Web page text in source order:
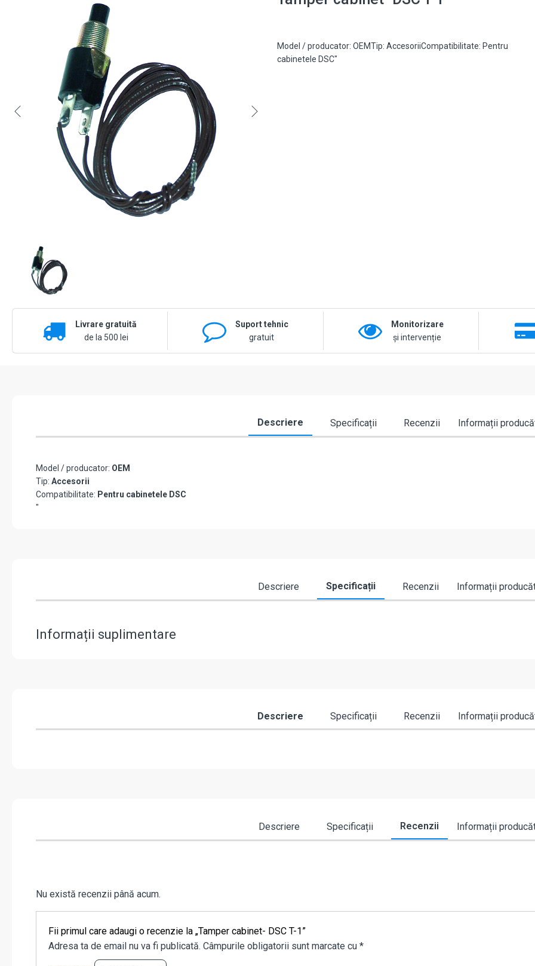
Model / producator: OEMTip: AccesoriiCompatibilitate: Pentru
cabinetele DSC"
Livrare gratuită
de la 500 lei
Suport tehnic
gratuit
Monitorizare
și intervenție
Descriere Specificații Recenzii Informații
Model / producator: OEM
Tip: Accesorii
Compatibilitate: Pentru cabinetele DSC
"
Descriere Specificații Recenzii Informații
Informații suplimentare
Descriere Specificații Recenzii Informații
Descriere Specificații Recenzii Informații
Nu există recenzii până acum.
Fii primul care adaugi o recenzie la „Tamper cabinet- DSC T-1”
Adresa ta de email nu va fi publicată. Câmpurile obligatorii sunt marcate cu *